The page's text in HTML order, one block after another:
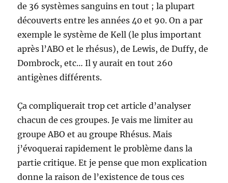
de 36 systèmes sanguins en tout ; la plupart
découverts entre les années 40 et 90. On a par
exemple le système de Kell (le plus important
après l’ABO et le rhésus), de Lewis, de Duffy, de
Dombrock, etc… Il y aurait en tout 260
antigènes différents.
Ça compliquerait trop cet article d’analyser
chacun de ces groupes. Je vais me limiter au
groupe ABO et au groupe Rhésus. Mais
j’évoquerai rapidement le problème dans la
partie critique. Et je pense que mon explication
donne la raison de l’existence de tous ces